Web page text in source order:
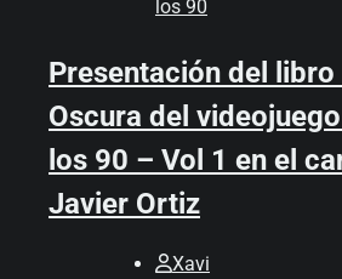
los 90
Presentación del libro
Oscura del
los 90 – Vol 1 en el
Javier Ortiz
Xavi